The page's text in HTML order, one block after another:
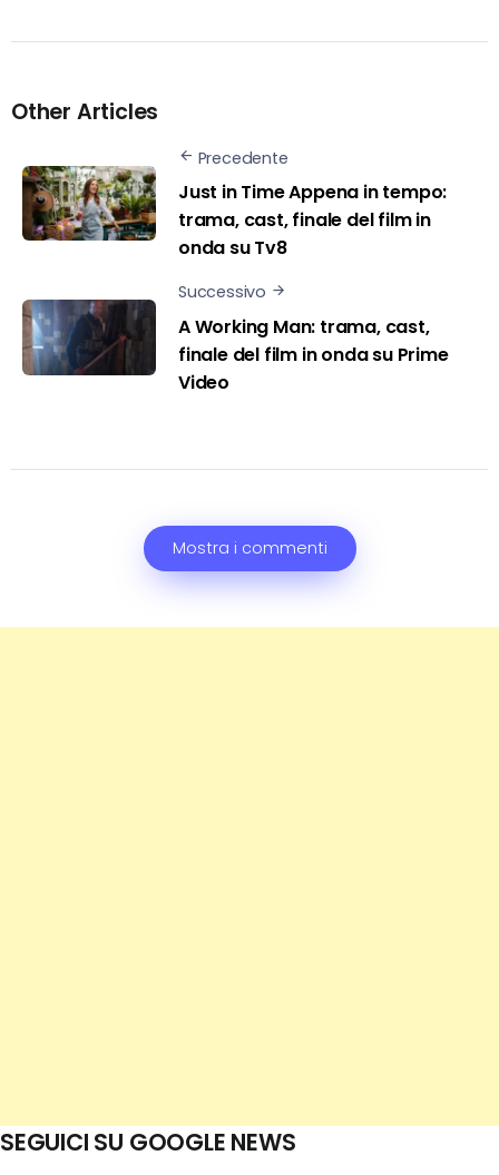
Other Articles
Precedente
Just in Time Appena in tempo:
trama, cast, finale del film in
onda su Tv8
Successivo
A Working Man: trama, cast,
finale del film in onda su Prime
Video
Mostra i commenti
SEGUICI SU GOOGLE NEWS